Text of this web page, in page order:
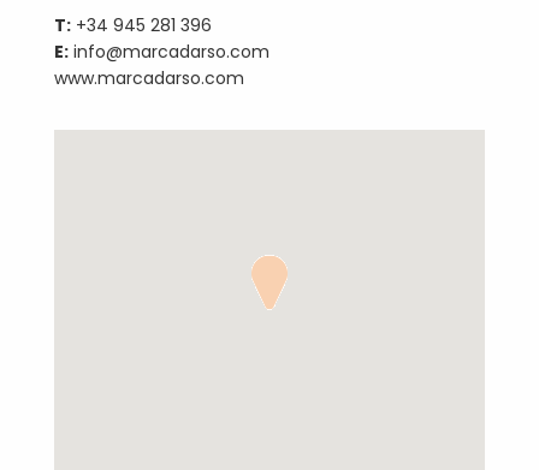
T: +34 945 281 396
E: info@marcadarso.com
www.marcadarso.com